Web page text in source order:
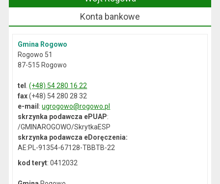
Konta bankowe
Gmina Rogowo
Rogowo 51
87-515 Rogowo
tel .(+48) 54 280 16 22
fax(+48) 54 280 28 32
e-mail :ugrogowo@rogowo.pl
skrzynka podawcza ePUAP:
/GMINAROGOWO/SkrytkaESP
skrzynka podawcza eDoręczenia:
AE:PL-91354-67128-TBBTB-22
kod teryt: 0412032